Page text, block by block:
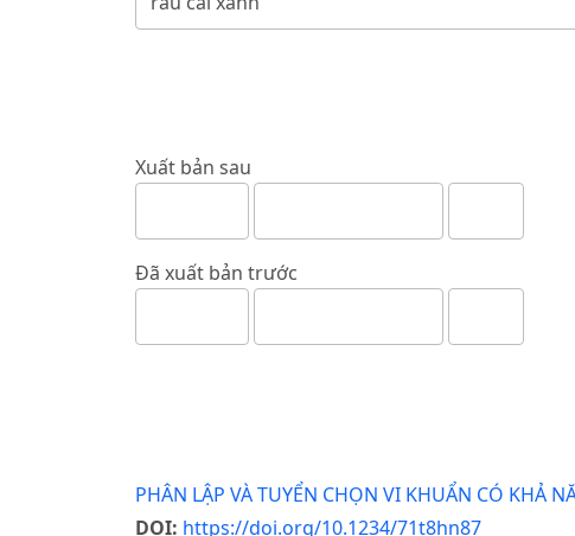
Xuất bản sau
Đã xuất bản trước
PHÂN LẬP VÀ TUYỂN CHỌN VI KHUẨN CÓ KHẢ
DOI: https://doi.org/10.1234/71t8hn87